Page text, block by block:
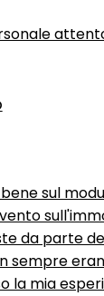
sul
da parte
sempre
la mia